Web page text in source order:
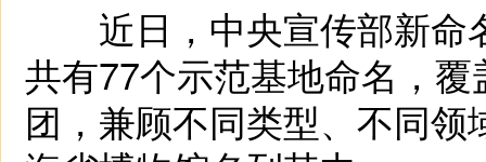
近日，中央宣传部新命
共有77个示范基地命名，
团，兼顾不同类型、不同